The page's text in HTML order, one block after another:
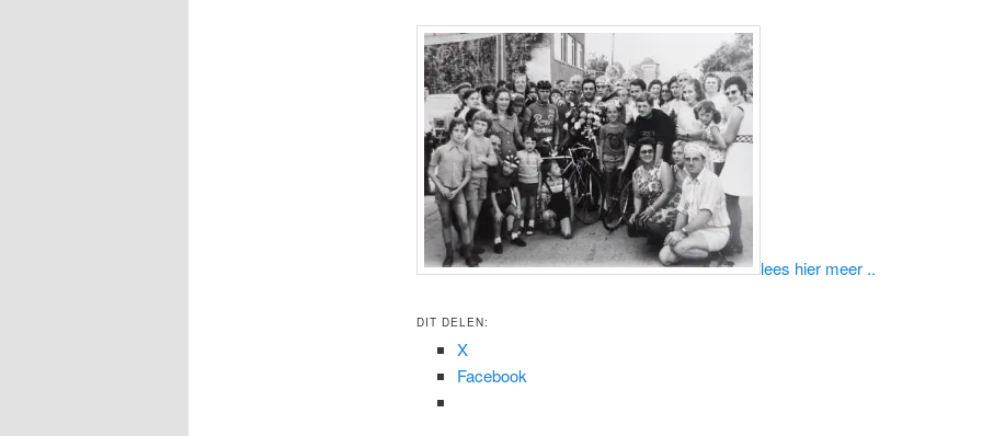
lees hier meer ..
DIT DELEN:
X
Facebook